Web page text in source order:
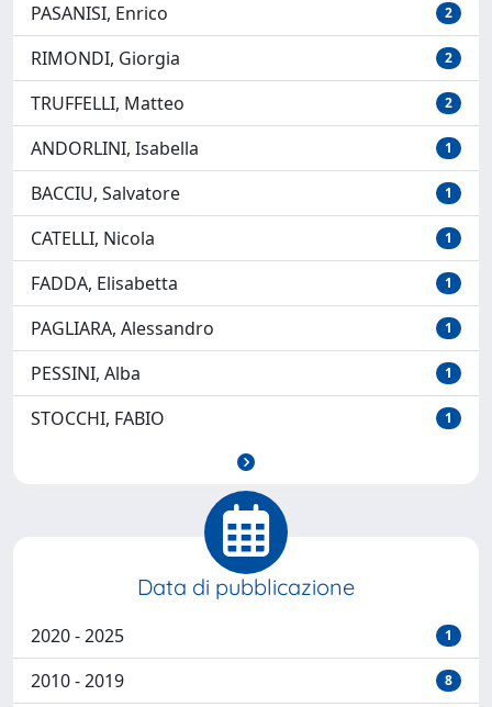
PASANISI, Enrico 2
RIMONDI, Giorgia 2
TRUFFELLI, Matteo 2
ANDORLINI, Isabella 1
BACCIU, Salvatore 1
CATELLI, Nicola 1
FADDA, Elisabetta 1
PAGLIARA, Alessandro 1
PESSINI, Alba 1
STOCCHI, FABIO 1
Data di pubblicazione
2020 - 2025 1
2010 - 2019 8